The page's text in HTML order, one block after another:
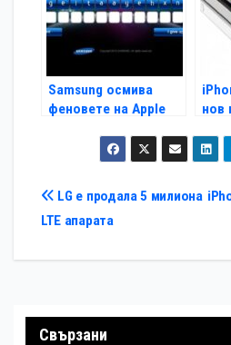
Samsung осмива
феновете на Apple
нов
Навигация
LG е продала 5 милиона
LTE апарата
Свързани